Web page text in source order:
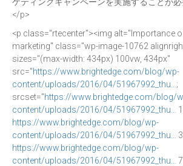
</p>
<p class="rtecenter"><img alt="Importance
marketing" class="wp-image-10762
sizes="(max-width: 434px) 100vw, 434px"
src="https://www.brightedge.com/blog/wp-
content/uploads/2016/04/51967992_thu… ;
srcset="https://www.brightedge.com/blog/
content/uploads/2016/04/51967992_thu…
https://www.brightedge.com/blog/wp-
content/uploads/2016/04/51967992_thu…
https://www.brightedge.com/blog/wp-
content/uploads/2016/04/51967992_thu…